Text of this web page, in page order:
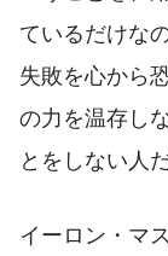
ているだけなの
失敗を心から
の力を温存し
とをしない人だ
イーロン・マ